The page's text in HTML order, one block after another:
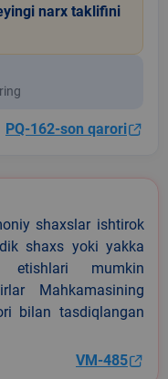
narx taklifini
PQ-162-son qarori
shaxslar ishtirok
shaxs yoki yakka
etishlari mumkin
Mahkamasining
bilan tasdiqlangan
VM-485